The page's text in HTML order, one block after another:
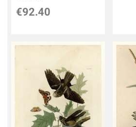
€92.40